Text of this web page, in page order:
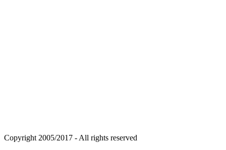
Copyright 2005/2017 - All rights reserved